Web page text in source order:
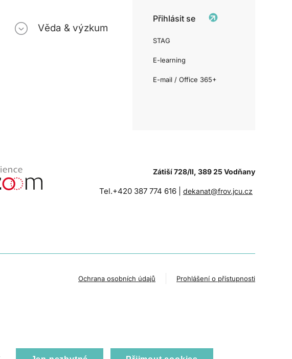
Věda & výzkum
Přihlásit se
STAG
E-learning
E-mail / Office 365+
Zátiší 728/II, 389 25 Vodňany
Tel.+420 387 774 616 |dekanat@frov.jcu.cz
Ochrana osobních údajů Prohlášení o přístupnosti